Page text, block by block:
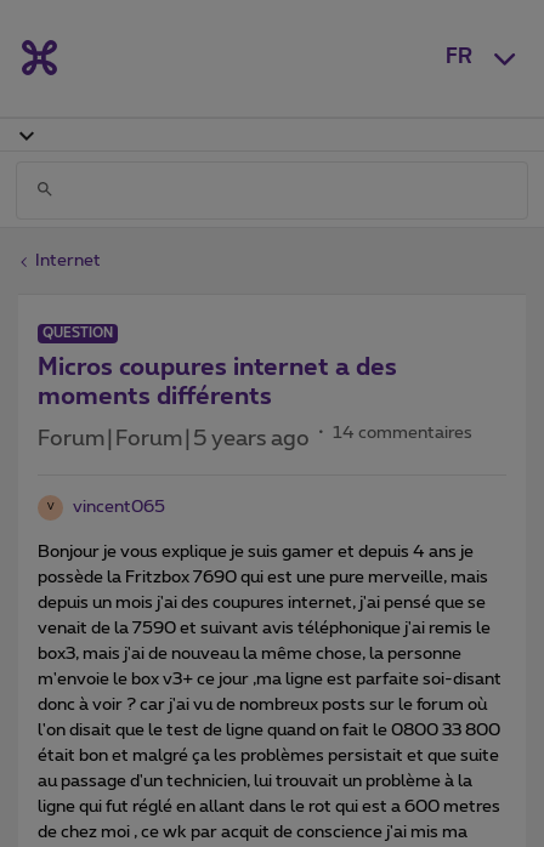
FR
Internet
QUESTION
Micros coupures internet a des
moments différents
Forum|Forum|5 years ago 14 commentaires
V vincent065
Bonjour je vous explique je suis gamer et depuis 4 ans je
possède la Fritzbox 7690 qui est une pure merveille, mais
depuis un mois j'ai des coupures internet, j'ai pensé que se
venait de la 7590 et suivant avis téléphonique j'ai remis le
box3, mais j'ai de nouveau la même chose, la personne
m'envoie le box v3+ ce jour ,ma ligne est parfaite soi-disant
donc à voir ? car j'ai vu de nombreux posts sur le forum où
l'on disait que le test de ligne quand on fait le 0800 33 800
était bon et malgré ça les problèmes persistait et que suite
au passage d'un technicien, lui trouvait un problème à la
ligne qui fut réglé en allant dans le rot qui est a 600 metres
de chez moi , ce wk par acquit de conscience j'ai mis ma